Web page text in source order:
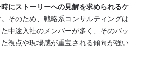
にストーリーへの見解を求められるケ
そのため、戦略系コンサルティングは
中途入社のメンバーが多く、そのバッ
視点や現場感が重宝される傾向が強い